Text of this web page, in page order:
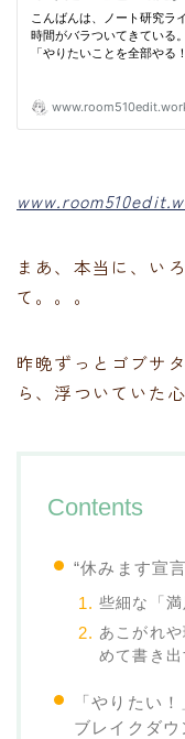
まあ、本当に、い
て。。。
昨晩ずっとゴブサ
ら、浮ついていた
Contents
“休みます宣
些細な「
あこがれ
めて書き出
「やりたい
ブレイクダウ